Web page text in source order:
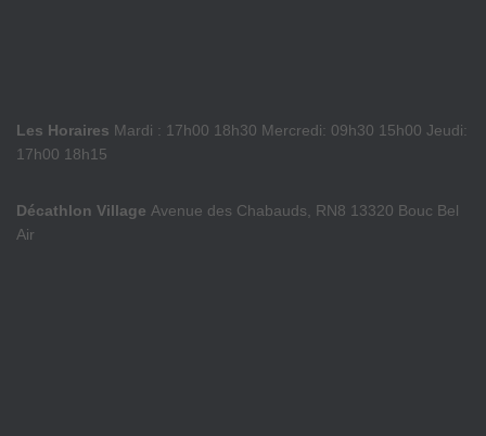
Les Horaires Mardi : 17h00 18h30 Mercredi: 09h30 15h00 Jeudi:
17h00 18h15
Décathlon Village Avenue des Chabauds, RN8 13320 Bouc Bel
Air